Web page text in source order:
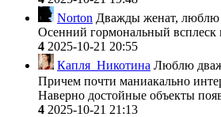
Norton Дважды женат, люблю
Осенний гормональный всплеск
4 2025-10-21 20:55
Капля_Никотина Люблю
Причем почти маниакально
Наверно достойные объекты
4 2025-10-21 21:13